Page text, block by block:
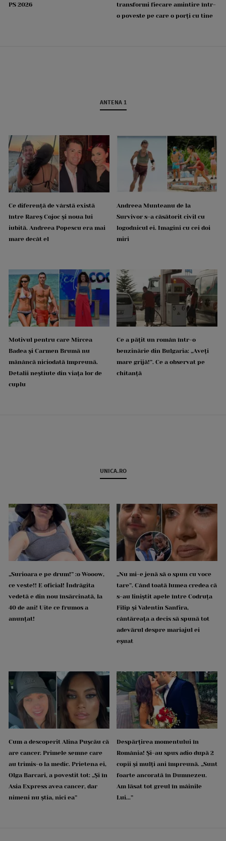
PS 2026
transformi fiecare amintire într-
o poveste pe care o porți cu tine
ANTENA 1
Ce diferență de vârstă există
între Rareș Cojoc și noua lui
iubită. Andreea Popescu era mai
mare decât el
Andreea Munteanu de la
Survivor s-a căsătorit civil cu
logodnicul ei. Imagini cu cei doi
miri
Motivul pentru care Mircea
Badea și Carmen Brumă nu
mănâncă niciodată împreună.
Detalii neștiute din viața lor de
cuplu
Ce a pățit un român într-o
benzinărie din Bulgaria: „Aveți
mare grijă!”. Ce a observat pe
chitanță
UNICA.RO
„Surioara e pe drum!” :o Wooow,
ce veste!! E oficial! Îndrăgita
vedetă e din nou însărcinată, la
40 de ani! Uite ce frumos a
anunțat!
„Nu mi-e jenă să o spun cu voce
tare”. Când toată lumea credea că
s-au liniștit apele între Codruța
Filip și Valentin Sanfira,
cântăreața a decis să spună tot
adevărul despre mariajul ei
eșuat
Cum a descoperit Alina Pușcău că
are cancer. Primele semne care
au trimis-o la medic. Prietena ei,
Olga Barcari, a povestit tot: „Și în
Asia Express avea cancer, dar
nimeni nu știa, nici ea”
Despărțirea momentului în
România! Și-au spus adio după 2
copii și mulți ani împreună. „Sunt
foarte ancorată în Dumnezeu.
Am lăsat tot greul în mâinile
Lui...”